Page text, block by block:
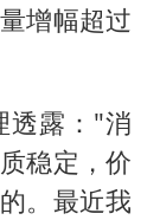
增幅超过
透露："消
稳定，价
。最近我